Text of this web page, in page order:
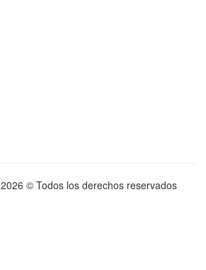
2026 © Todos los derechos reservados